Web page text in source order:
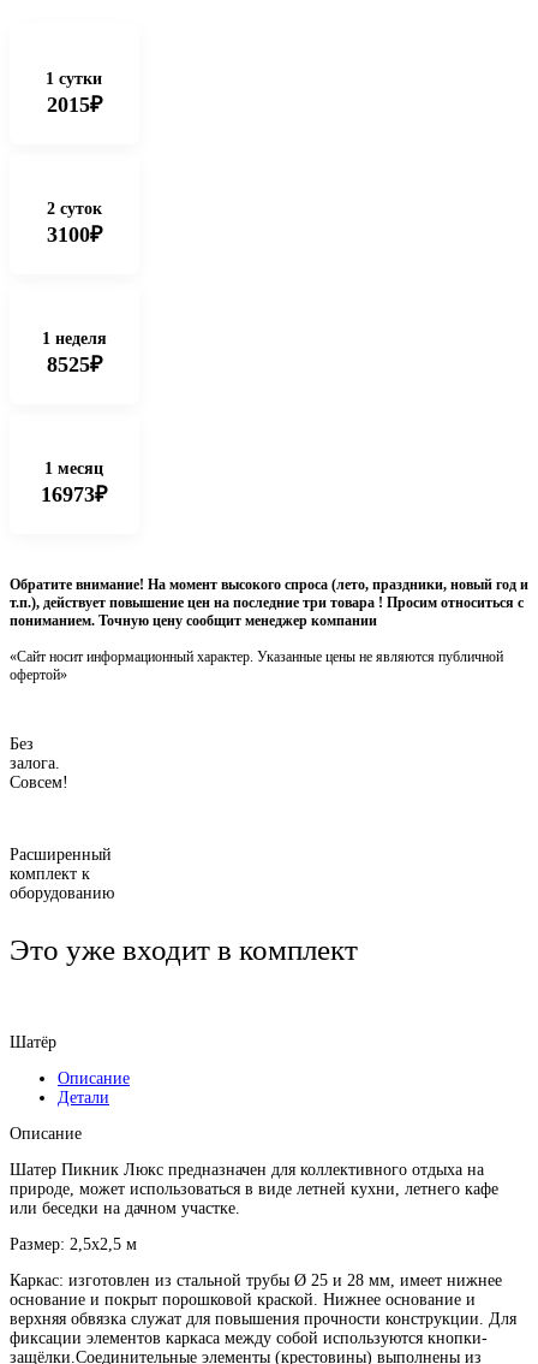
1 сутки
2015₽
2 суток
3100₽
1 неделя
8525₽
1 месяц
16973₽
Обратите внимание! На момент высокого спроса (лето, праздники, новый год и
т.п.), действует повышение цен на последние три товара ! Просим относиться с
пониманием. Точную цену сообщит менеджер компании
«Сайт носит информационный характер. Указанные цены не являются публичной
офертой»
Без
залога.
Совсем!
Расширенный
комплект к
оборудованию
Это уже входит в комплект
Шатёр
Описание
Детали
Описание
Шатер Пикник Люкс предназначен для коллективного отдыха на
природе, может использоваться в виде летней кухни, летнего кафе
или беседки на дачном участке.
Размер: 2,5х2,5 м
Каркас: изготовлен из стальной трубы Ø 25 и 28 мм, имеет нижнее
основание и покрыт порошковой краской. Нижнее основание и
верхняя обвязка служат для повышения прочности конструкции. Для
фиксации элементов каркаса между собой используются кнопки-
защёлки.Соединительные элементы (крестовины) выполнены из